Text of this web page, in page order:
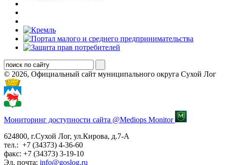
© 2026, Официальный сайт муниципального округа Сухой Лог
Мониторинг доступности сайта @Mediops Monitor
624800, г.Сухой Лог, ул.Кирова, д.7-А
тел.: +7 (34373) 4-36-60
факс: +7 (34373) 3-19-10
Эл. почта: info@goslog.ru